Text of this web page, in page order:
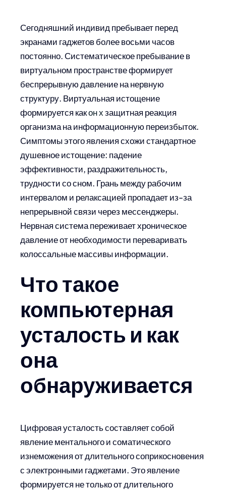
Сегодняшний индивид пребывает перед
экранами гаджетов более восьми часов
постоянно. Систематическое пребывание в
виртуальном пространстве формирует
беспрерывную давление на нервную
структуру. Виртуальная истощение
формируется какон хзащитная реакция
организма на информационную переизбыток.
Симптомы этого явления схожи стандартное
душевное истощение: падение
эффективности, раздражительность,
трудности со сном. Грань между рабочим
интервалом и релаксацией пропадает из-за
непрерывной связи через мессенджеры.
Нервная система переживает хроническое
давление от необходимости переваривать
колоссальные массивы информации.
Что такое
компьютерная
усталость и как
она
обнаруживается
Цифровая усталость составляет собой
явление ментального и соматического
изнеможения от длительного соприкосновения
с электронными гаджетами. Это явление
формируется не только от длительного